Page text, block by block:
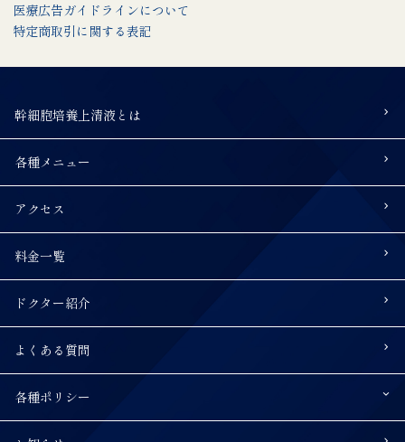
医療広告ガイドラインについて
特定商取引に関する表記
幹細胞培養上清液とは
各種メニュー
アクセス
料金一覧
ドクター紹介
よくある質問
各種ポリシー